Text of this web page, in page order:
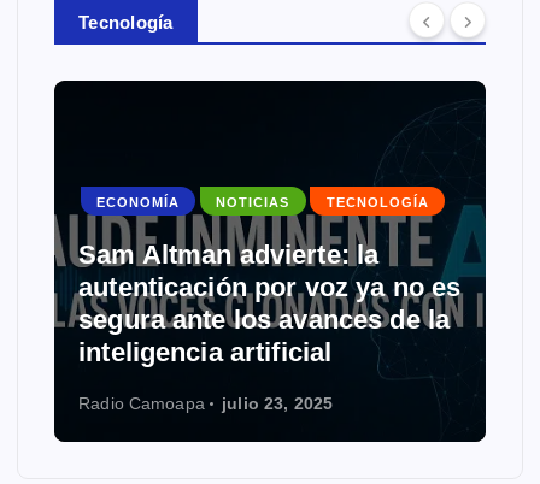
Tecnología
ECONOMÍA NOTICIAS TECNOLOGÍA
Sam Altman advierte: la
autenticación por voz ya no es
segura ante los avances de la
inteligencia artificial
Radio Camoapa julio 23, 2025